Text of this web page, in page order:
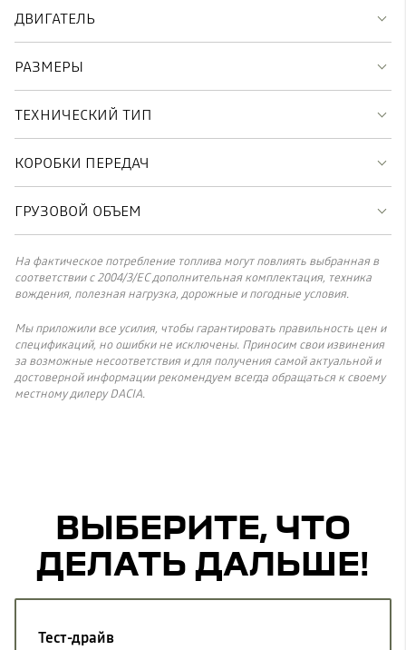
ДВИГАТЕЛЬ
РАЗМЕРЫ
ТЕХНИЧЕСКИЙ ТИП
КОРОБКИ ПЕРЕДАЧ
ГРУЗОВОЙ ОБЪЕМ
На фактическое потребление топлива могут повлиять выбранная в
соответствии с 2004/3/ЕС дополнительная комплектация, техника
вождения, полезная нагрузка, дорожные и погодные условия.
Мы приложили все усилия, чтобы гарантировать правильность цен и
спецификаций, но ошибки не исключены. Приносим свои извинения
за возможные несоответствия и для получения самой актуальной и
достоверной информации рекомендуем всегда обращаться к своему
местному дилеру DACIA.
ВЫБЕРИТЕ, ЧТО
ДЕЛАТЬ ДАЛЬШЕ!
Тест-драйв